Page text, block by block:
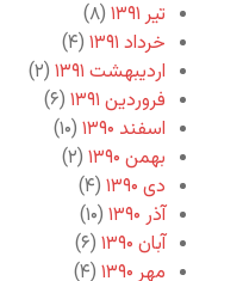
تیر ۱۳۹۱
(۸)
خرداد ۱۳۹۱
(۴)
اردیبهشت ۱۳۹۱
(۲)
فروردین ۱۳۹۱
(۶)
اسفند ۱۳۹۰
(۱۰)
بهمن ۱۳۹۰
(۲)
دی ۱۳۹۰
(۴)
آذر ۱۳۹۰
(۱۰)
آبان ۱۳۹۰
(۶)
مهر ۱۳۹۰
(۴)